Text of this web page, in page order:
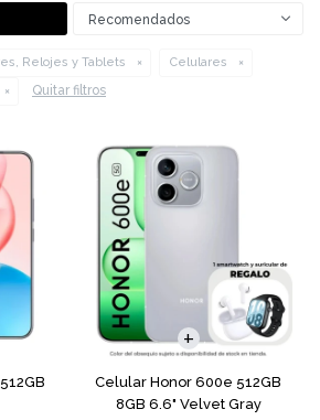
Recomendados
Relojes y Tablets
Celulares
Quitar filtros
Celular Honor 600e 512GB
8GB 6.6" Velvet Gray
COMPARAR